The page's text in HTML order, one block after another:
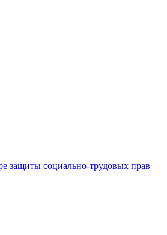
защиты социально-трудовых прав